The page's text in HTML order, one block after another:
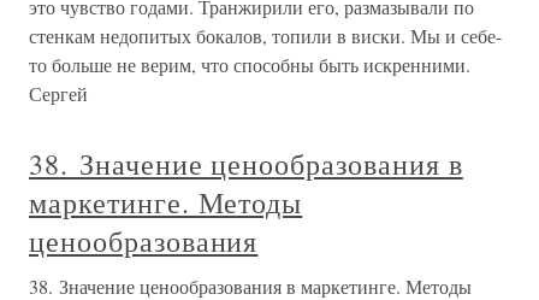
это чувство годами. Транжирили его, размазывали по
стенкам недопитых бокалов, топили в виски. Мы и себе-
то больше не верим, что способны быть искренними.
Сергей
38. Значение ценообразования в
маркетинге. Методы
ценообразования
38. Значение ценообразования в маркетинге. Методы